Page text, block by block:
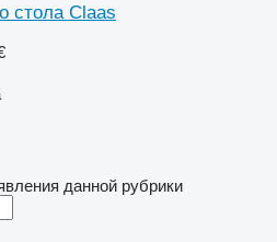
стола Claas
данной рубрики